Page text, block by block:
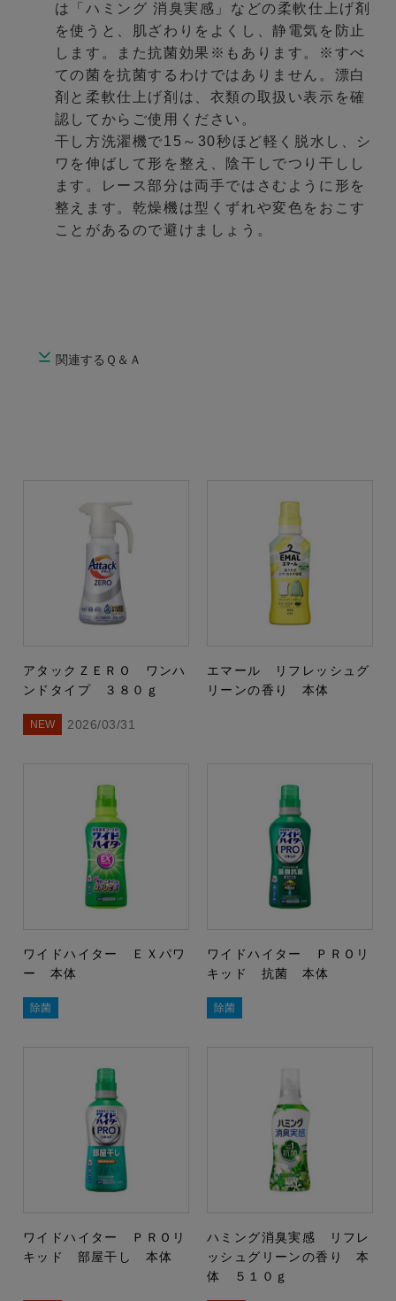
は「ハミング 消臭実感」などの柔軟仕上げ剤
を使うと、肌ざわりをよくし、静電気を防止
します。また抗菌効果※もあります。※すべ
ての菌を抗菌するわけではありません。漂白
剤と柔軟仕上げ剤は、衣類の取扱い表示を確
認してからご使用ください。
干し方洗濯機で15～30秒ほど軽く脱水し、シ
ワを伸ばして形を整え、陰干しでつり干しし
ます。レース部分は両手ではさむように形を
整えます。乾燥機は型くずれや変色をおこす
ことがあるので避けましょう。
関連するＱ＆Ａ
アタックＺＥＲＯ ワンハ
ンドタイプ ３８０ｇ
NEW 2026/03/31
エマール リフレッシュグ
リーンの香り 本体
ワイドハイター ＥＸパワ
ー 本体
除菌
ワイドハイター ＰＲＯリ
キッド 抗菌 本体
除菌
ワイドハイター ＰＲＯリ
キッド 部屋干し 本体
ハミング消臭実感 リフレ
ッシュグリーンの香り 本
体 ５１０ｇ